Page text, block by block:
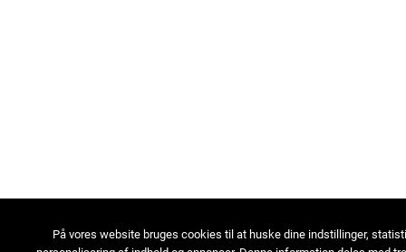
På vores website bruges cookies til at huske dine indstillinger,